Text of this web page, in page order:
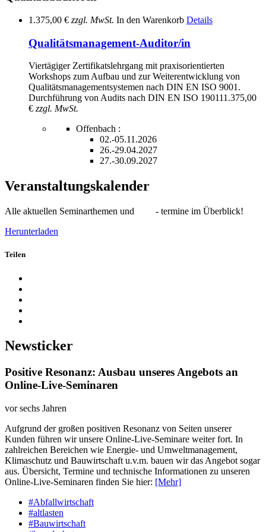
1.375,00 € zzgl. MwSt. In den Warenkorb Details
Qualitätsmanagement-Auditor/in
Viertägiger Zertifikatslehrgang mit praxisorientierten
Workshops zum Aufbau und zur Weiterentwicklung von
Qualitätsmanagementsystemen nach DIN EN ISO 9001.
Durchführung von Audits nach DIN EN ISO 190111.375,00
€ zzgl. MwSt.
Offenbach :
02.-05.11.2026
26.-29.04.2027
27.-30.09.2027
Veranstaltungskalender
Alle aktuellen Seminarthemen und - termine im Überblick!
Herunterladen
Teilen
Newsticker
Positive Resonanz: Ausbau unseres Angebots an
Online-Live-Seminaren
vor sechs Jahren
Aufgrund der großen positiven Resonanz von Seiten unserer
Kunden führen wir unsere Online-Live-Seminare weiter fort. In
zahlreichen Bereichen wie Energie- und Umweltmanagement,
Klimaschutz und Bauwirtschaft u.v.m. bauen wir das Angebot sogar
aus. Übersicht, Termine und technische Informationen zu unseren
Online-Live-Seminaren finden Sie hier: [Mehr]
#Abfallwirtschaft
#altlasten
#Bauwirtschaft